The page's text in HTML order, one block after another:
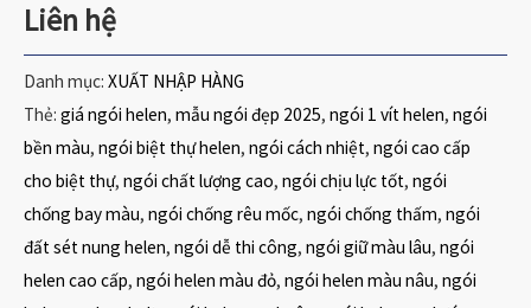
Liên hệ
Danh mục: XUẤT NHẬP HÀNG
Thẻ: giá ngói helen, mẫu ngói đẹp 2025, ngói 1 vít helen, ngói
bền màu, ngói biệt thự helen, ngói cách nhiệt, ngói cao cấp
cho biệt thự, ngói chất lượng cao, ngói chịu lực tốt, ngói
chống bay màu, ngói chống rêu mốc, ngói chống thấm, ngói
đất sét nung helen, ngói dễ thi công, ngói giữ màu lâu, ngói
helen cao cấp, ngói helen màu đỏ, ngói helen màu nâu, ngói